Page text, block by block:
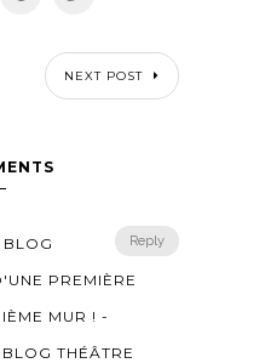
NEXT POST
Reply
BLOG
PREMIÈRE
MUR ! -
THÉÂTRE